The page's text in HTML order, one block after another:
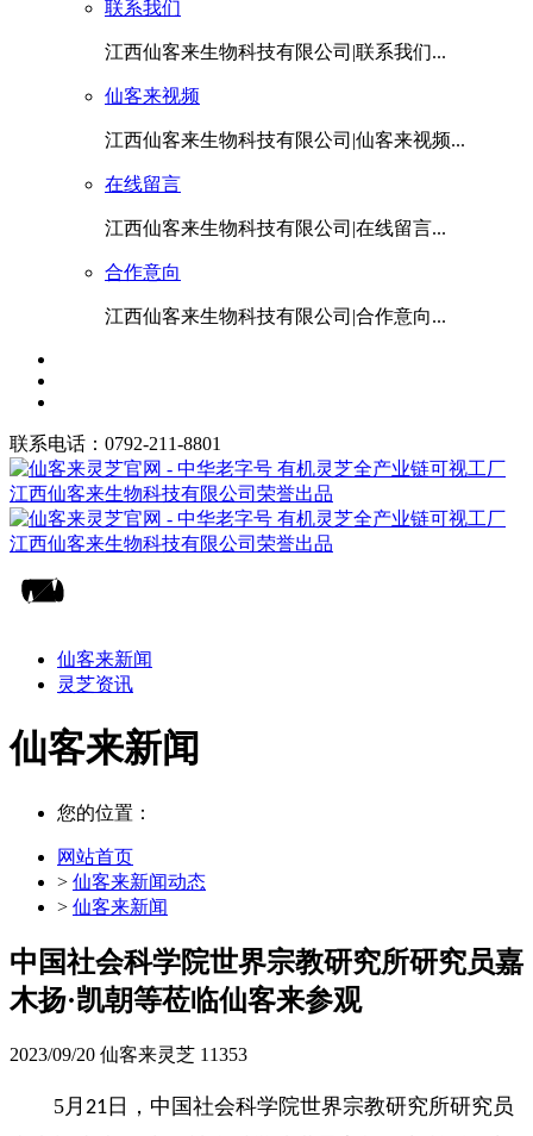
联系我们
江西仙客来生物科技有限公司|联系我们...
仙客来视频
江西仙客来生物科技有限公司|仙客来视频...
在线留言
江西仙客来生物科技有限公司|在线留言...
合作意向
江西仙客来生物科技有限公司|合作意向...
联系电话：0792-211-8801
仙客来新闻
灵芝资讯
仙客来新闻
您的位置：
网站首页
> 仙客来新闻动态
> 仙客来新闻
中国社会科学院世界宗教研究所研究员嘉
木扬·凯朝等莅临仙客来参观
2023/09/20 仙客来灵芝 11353
5月 21 日，中国社会科学院世界宗教研究所研究员